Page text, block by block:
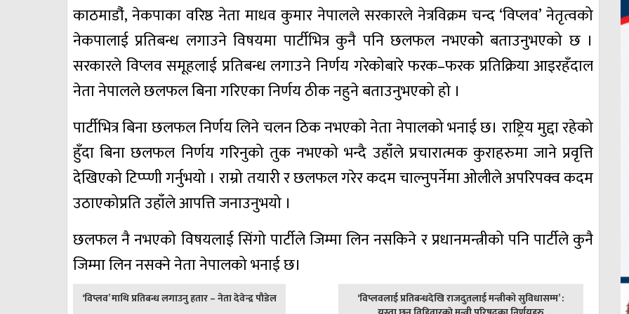
काठमाडौ‌ं, नेकपाका वरिष्ठ नेता माधव कुमार नेपालले सरकारले नेत्रविक्रम चन्द ‘विप्लव’ नेतृत्वको
नेकपालाई प्रतिबन्ध लगाउने विषयमा पार्टीभित्र कुनै पनि छलफल नभएकोे बताउनुभएको छ ।
सरकारले विप्लव समूहलाई प्रतिबन्ध लगाउने निर्णय गरेकोबारे फरक–फरक प्रतिक्रिया आइरहँदाल
नेता नेपालले छलफल बिना गरिएका निर्णय ठीक नहुने बताउनुभएको हो ।
पार्टीभित्र बिना छलफल निर्णय लिने चलन ठिक नभएको नेता नेपालको भनाई छ। राष्ट्रिय मुद्दा रहेको
हुँदा बिना छलफल निर्णय गरिनुको तुक नभएको भन्दै उहाँले प्रचारात्मक कुराहरुमा जाने प्रवृत्ति
देखिएको टिप्प्णी गर्नुभयो । राम्रो तयारी र छलफल गरेर कदम चाल्नुपर्नेमा ओलीले अपरिपक्व कदम
उठाएकोप्रति उहाँले आपत्ति जनाउनुभयो ।
छलफल नै नभएको विषयलाई सिंगो पार्टीले जिम्मा लिन नसकिने र प्रधानमन्त्रीको पनि पार्टीले कुनै
जिम्मा लिन नसक्ने नेता नेपालको भनाई छ।
पछिल्लाे
‘विप्लव’ माथि प्रतिबन्ध लगाउनु हतार – नेता देवेन्द्र पौडेल
अघिल्लाे
‘विप्लवलाई प्रतिबन्धदेखि राजदुतलाई मन्त्रीको सुविधासम्म’ :